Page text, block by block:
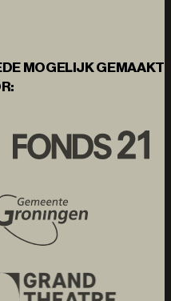
MOGELIJK GEMAAKT